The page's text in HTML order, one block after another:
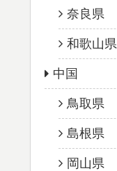
奈良県
和歌山県
中国
鳥取県
島根県
岡山県